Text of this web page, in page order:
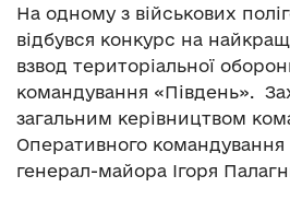
На одному з військових
відбувся конкурс на
взвод територіальної
командування «Південь».
загальним керівництвом
Оперативного командування
генерал-майора Ігоря